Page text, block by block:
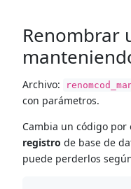
Renombrar
Archivo:
con parámetros.
Cambia un código por
registro de base de
puede perderlos